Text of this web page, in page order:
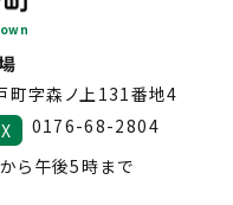
町字森ノ上131番地4
0176-68-2804
ら午後5時まで